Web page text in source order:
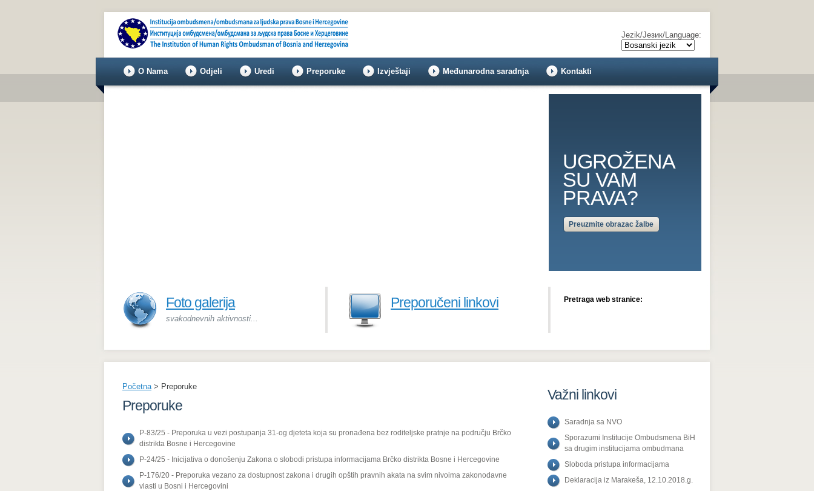
Jezik/Језик/Language:
O Nama Odjeli Uredi Preporuke Izvještaji Međunarodna saradnja Kontakti
UGROŽENA
SU VAM
PRAVA?
Preuzmite obrazac žalbe
Foto galerija
svakodnevnih aktivnosti...
Preporučeni linkovi Pretraga web stranice:
Početna> Preporuke
Preporuke
P-83/25 - Preporuka u vezi postupanja 31-og djeteta koja su pronađena bez roditeljske pratnje na području Brčko
distrikta Bosne i Hercegovine
P-24/25 - Inicijativa o donošenju Zakona o slobodi pristupa informacijama Brčko distrikta Bosne i Hercegovine
P-176/20 - Preporuka vezano za dostupnost zakona i drugih opštih pravnih akata na svim nivoima zakonodavne
vlasti u Bosni i Hercegovini
Važni linkovi
Saradnja sa NVO
Sporazumi Institucije Ombudsmena BiH
sa drugim institucijama ombudmana
Sloboda pristupa informacijama
Deklaracija iz Marakeša, 12.10.2018.g.